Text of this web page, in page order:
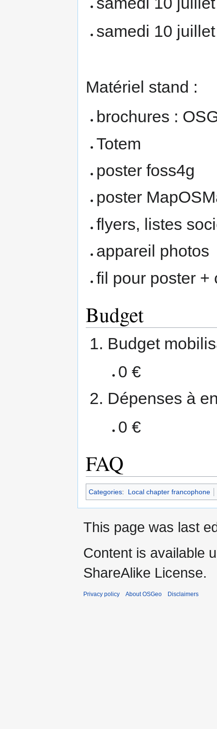
samedi 10
Matériel stand :
brochures :
Totem
poster foss4g
poster
flyers, listes
appareil photos
fil pour poster +
Budget
Budget
0 €
Dépenses à
0 €
FAQ
Categories: Local chapter francophone
This page was last
Content is available
ShareAlike License.
Privacy policy About OSGeo Disclaimers